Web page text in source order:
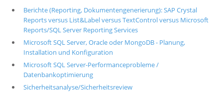
Wissen
Über uns
Suche
Berichte (Reporting, Dokumentengenerierung): SAP Crystal
Reports versus List&Label versus TextControl versus Microsoft
Reports/SQL Server Reporting Services
Microsoft SQL Server, Oracle oder MongoDB - Planung,
Installation und Konfiguration
Microsoft SQL Server-Performanceprobleme /
Datenbankoptimierung
Sicherheitsanalyse/Sicherheitsreview